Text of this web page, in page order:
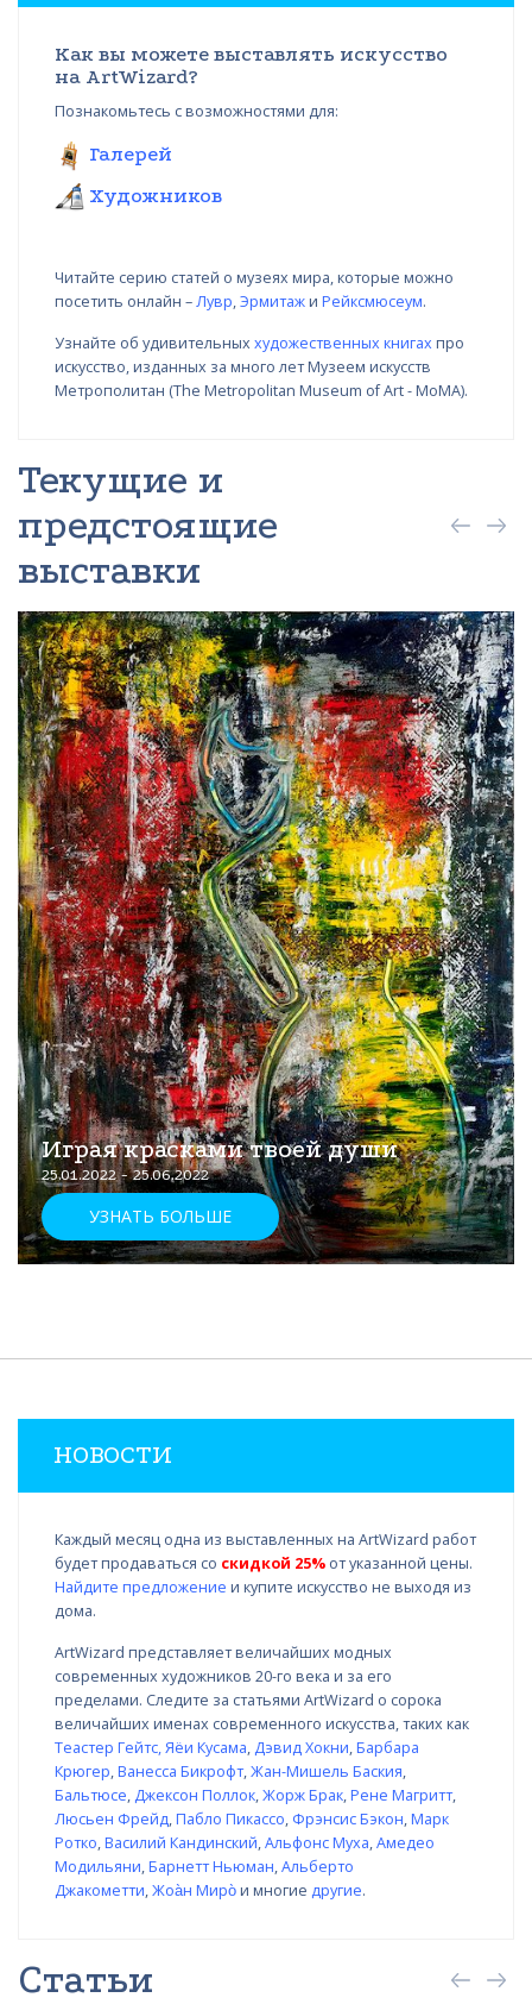
Как вы можете выставлять искусство
на ArtWizard?
Познакомьтесь с возможностями для:
Галерей
Художников
Читайте серию статей о музеях мира, которые можно
посетить онлайн –Лувр,Эрмитажи Рейксмюсеум.
Узнайте об удивительных художественных книгах про
искусство, изданных за много лет Музеем искусств
Метрополитан (The Metropolitan Museum of Art - MoMA).
Текущие и
предстоящие
выставки
Играя красками твоей души
25.01.2022 - 25.06.2022
УЗНАТЬ БОЛЬШЕ
НОВОСТИ
Каждый месяц одна из выставленных на ArtWizard работ
будет продаваться со скидкой 25% от указанной цены.
Найдите предложение и купите искусство не выходя из
дома.
ArtWizard представляет величайших модных
современных художников 20-го века и за его
пределами. Следите за статьями ArtWizard о сорока
величайших именах современного искусства, таких как
Теастер Гейтс,Яёи Кусама, Дэвид Хокни,Барбара
Крюгер,Ванесса Бикрофт,Жан-Мишель Баския,
Бальтюсе, Джексон Поллок,Жорж Брак,Рене Магритт,
Люсьен Фрейд,Пабло Пикассо, Фрэнсис Бэкон,Марк
Ротко,Василий Кандинский,Альфонс Муха,Амедео
Модильяни,Барнетт Ньюман,Альберто
Джакометти,Жоа̀н Миро̀и многие другие.
Статьи